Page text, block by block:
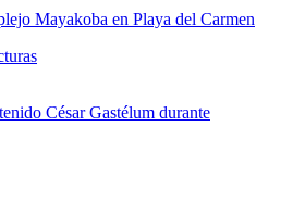
Mayakoba en Playa del Carmen
César Gastélum durante